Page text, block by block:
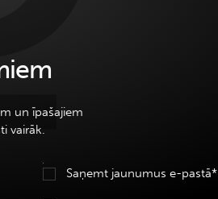
un īpašajiem
vairāk.
Saņemt jaunumus e-pastā*